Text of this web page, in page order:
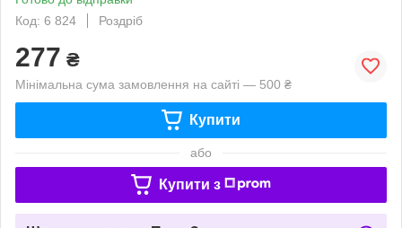
Код: 6 824
Роздріб
277 ₴
Мінімальна сума замовлення на сайті — 500 ₴
Купити
або
Купити з